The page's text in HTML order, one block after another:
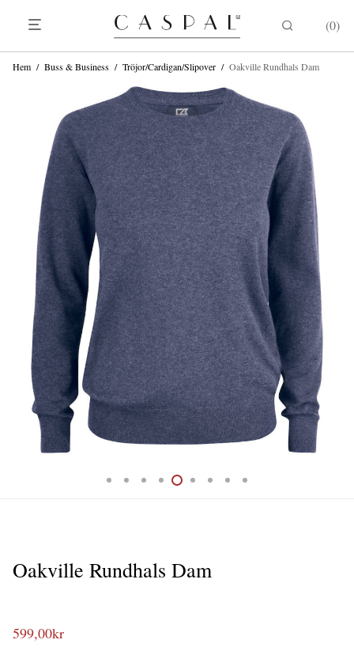
0
Hem / Buss & Business / Tröjor/Cardigan/Slipover / Oakville Rundhals Dam
Oakville Rundhals Dam
599,00kr